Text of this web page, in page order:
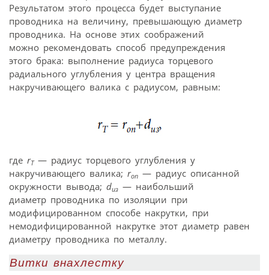
Результатом этого процесса будет выступание
проводника на величину, превышающую диаметр
проводника. На основе этих соображений
можно рекомендовать способ предупреждения
этого брака: выполнение радиуса торцевого
радиального углубления у центра вращения
накручивающего валика с радиусом, равным:
где rТ— радиус торцевого углубления у
накручивающего валика; rоп — радиус описанной
окружности вывода; dиз — наибольший
диаметр проводника по изоляции при
модифицированном способе накрутки, при
немодифицированной накрутке этот диаметр равен
диаметру проводника по металлу.
Витки внахлестку